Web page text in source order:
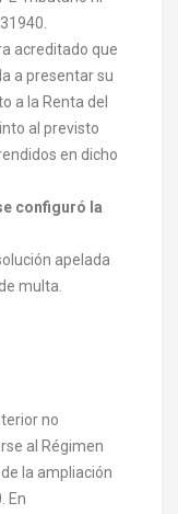
acreditado que
a presentar su
a la Renta del
al previsto
en dicho
configuró la
apelada
multa.
no
al Régimen
la ampliación
En